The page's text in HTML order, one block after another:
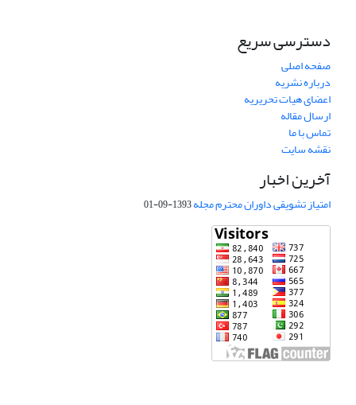
دسترسی سریع
صفحه اصلی
درباره نشریه
اعضای هیات تحریریه
ارسال مقاله
تماس با ما
نقشه سایت
آخرین اخبار
امتیاز تشویقی داوران محترم مجله1393-09-01